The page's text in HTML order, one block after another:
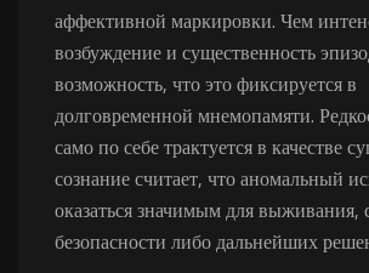
аффективной маркировки. Чем
возбуждение и существенность
возможность, что это фиксируется в
долговременной мнемопамяти.
само по себе трактуется в качестве
сознание считает, что аномальный
оказаться значимым для выживания,
безопасности либо дальнейших